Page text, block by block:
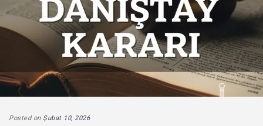
Posted on Şubat 10, 2026